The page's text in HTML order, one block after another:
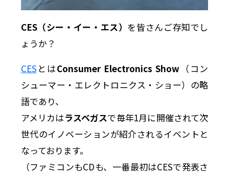
CES（シー・イー・エス） を皆さんご存知でし
ょうか？
CES とはConsumer Electronics Show （コン
シューマー・エレクトロニクス・ショー）の略
語であり、
アメリカはラスベガスで毎年1月に開催されて次
世代のイノベーションが紹介されるイベントと
なっております。
（ファミコンもCDも、一番最初はCESで発表さ